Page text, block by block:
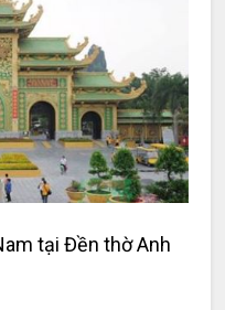
tại Đền thờ Anh